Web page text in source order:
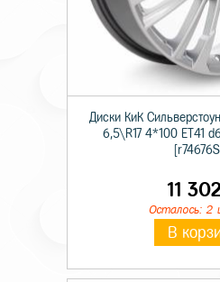
Диски КиК
6,5\R17 4*100 ET41
11 302
Осталось: 2
В